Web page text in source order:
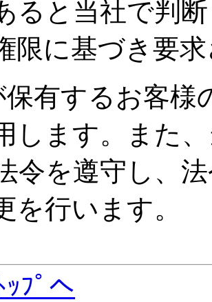
ると当社で判
限に基づき要
有するお客様
します。また
令を遵守し、
を行います。
ｯﾌﾟへ